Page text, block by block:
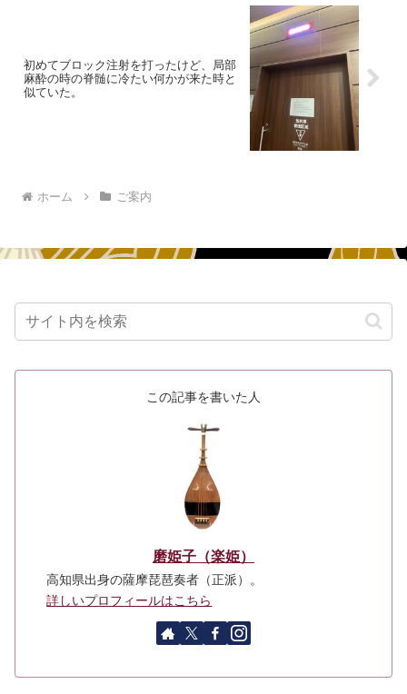
初めてブロック注射を打ったけど、局部
麻酔の時の脊髄に冷たい何かが来た時と
似ていた。
ホーム ご案内
この記事を書いた人
磨姫子（楽姫）
高知県出身の薩摩琵琶奏者（正派）。
詳しいプロフィールはこちら